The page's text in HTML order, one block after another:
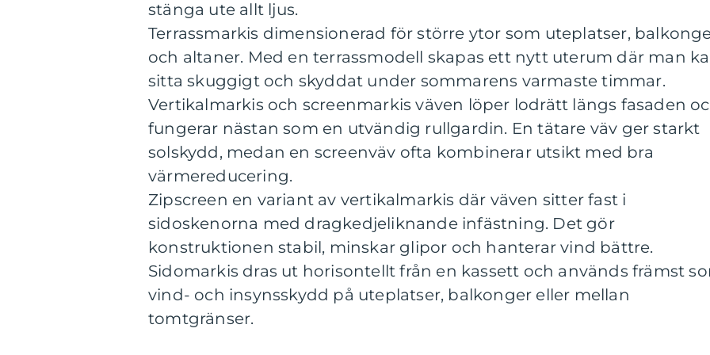
stänga ute allt ljus.
Terrassmarkis dimensionerad för större ytor som uteplatser,
och altaner. Med en terrassmodell skapas ett nytt uterum där man
sitta skuggigt och skyddat under sommarens varmaste timmar.
Vertikalmarkis och screenmarkis väven löper lodrätt längs fasaden
fungerar nästan som en utvändig rullgardin. En tätare väv ger starkt
solskydd, medan en screenväv ofta kombinerar utsikt med bra
värmereducering.
Zipscreen en variant av vertikalmarkis där väven sitter fast i
sidoskenorna med dragkedjeliknande infästning. Det gör
konstruktionen stabil, minskar glipor och hanterar vind bättre.
Sidomarkis dras ut horisontellt från en kassett och används främst
vind- och insynsskydd på uteplatser, balkonger eller mellan
tomtgränser.